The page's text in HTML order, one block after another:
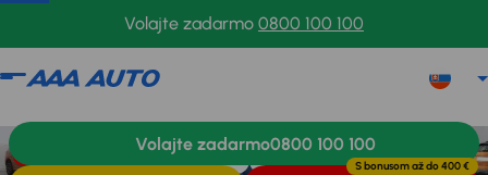
Volajte zadarmo 0800 100 100
Zlacnené o 5 500 €
VýbavaFinancovanie
Volajte zadarmo0800 100 100
S bonusom až do400 €